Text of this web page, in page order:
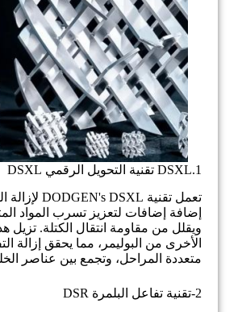
1.DSXL تقنية التحويل الرقمي DSXL
إضافة إضافات لتعزيز تسرب المواد
ويقلل من مقاومة انتقال الكتلة. تزيل
متعددة المراحل، وتجمع بين عناصر
2-تقنية تفاعل البلمرة DSR